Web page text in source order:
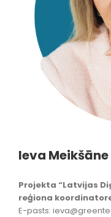
Ieva Meikšāne
Projekta “Latvijas
reģiona
E-pasts: